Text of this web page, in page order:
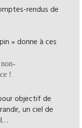
rendus de
» donne à ces
!
objectif de
un ciel de